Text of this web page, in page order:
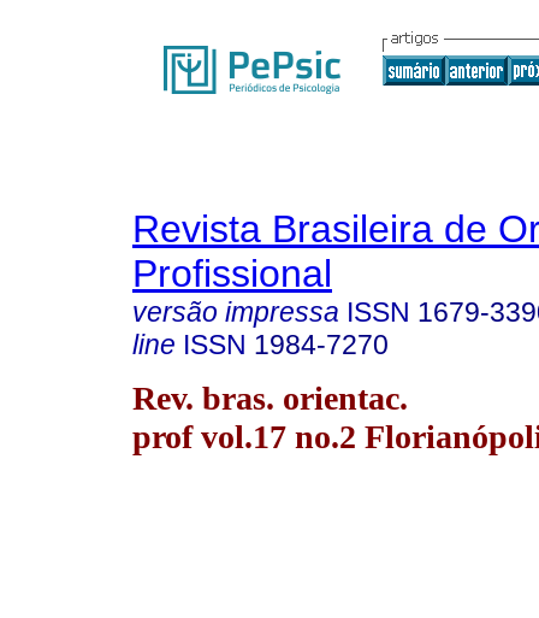
Revista Brasileira de
Profissional
versão impressa ISSN 1679-
line ISSN 1984-7270
Rev. bras. orientac.
prof vol.17 no.2